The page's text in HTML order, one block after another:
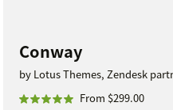
Conway
by Lotus Themes, Zendesk
From $299.00